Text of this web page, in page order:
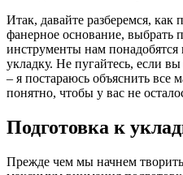
Итак, давайте разберемся, как
фанерное основание, выбрать
инструменты нам
укладку. Не пугайтесь, если
– я постараюсь объяснить все
понятно, чтобы у вас не
Подготовка к
Прежде чем мы начнем